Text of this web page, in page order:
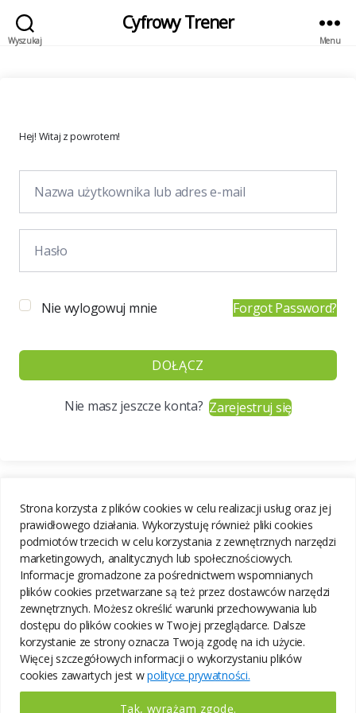
Strona korzysta z plików cookies w celu realizacji usług oraz jej
prawidłowego działania. Wykorzystuję również pliki cookies
podmiotów trzecich w celu korzystania z zewnętrznych narzędzi
marketingowych, analitycznych lub społecznościowych.
Informacje gromadzone za pośrednictwem wspomnianych
plików cookies przetwarzane są też przez dostawców narzędzi
zewnętrznych. Możesz określić warunki przechowywania lub
dostępu do plików cookies w Twojej przeglądarce. Dalsze
korzystanie ze strony oznacza Twoją zgodę na ich użycie.
Więcej szczegółowych informacji o wykorzystaniu plików
cookies zawartych jest wpolityce prywatności.
Tak, wyrażam zgodę.
Wyszukaj
Cyfrowy Trener
Menu
Hej! Witaj z powrotem!
Nie wylogowuj mnie Forgot Password?
DOŁĄCZ
Nie masz jeszcze konta?Zarejestruj się